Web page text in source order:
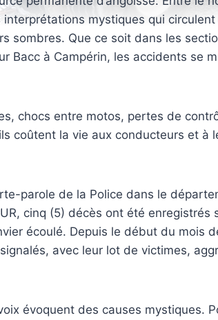
mystiques qui circulent
sombres. Que ce soit dans les
Bacc à Campérin, les accidents se
chocs entre motos, pertes de
coûtent la vie aux conducteurs et à
parole de la Police dans le
cinq (5) décès ont été enregistrés
écoulé. Depuis le début du mois
avec leur lot de victimes,
évoquent des causes mystiques.